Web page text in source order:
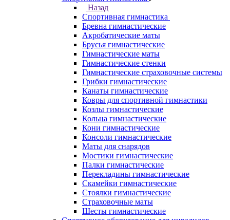
Назад
Спортивная гимнастика
Бревна гимнастические
Акробатические маты
Брусья гимнастические
Гимнастические маты
Гимнастические стенки
Гимнастические страховочные системы
Грибки гимнастические
Канаты гимнастические
Ковры для спортивной гимнастики
Козлы гимнастические
Кольца гимнастические
Кони гимнастические
Консоли гимнастические
Маты для снарядов
Мостики гимнастические
Палки гимнастические
Перекладины гимнастические
Скамейки гимнастические
Стоялки гимнастические
Страховочные маты
Шесты гимнастические